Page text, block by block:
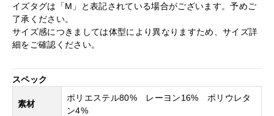
イズタグは「M」と表記されている場合がございます。予めご
了承ください。
サイズ感につきましては体型により異なりますため、サイズ詳
細をご確認ください。
スペック
素材
ポリエステル80% レーヨン16% ポリウレタ
ン4%